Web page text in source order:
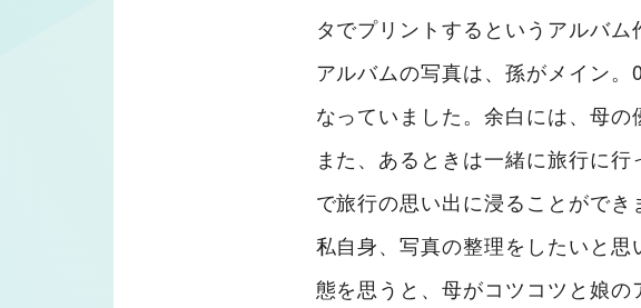
タでプリントするというアルバム
アルバムの写真は、孫がメイン
なっていました。余白には、母の
また、あるときは一緒に旅行に
で旅行の思い出に浸ることができ
私自身、写真の整理をしたいと
態を思うと、母がコツコツと娘